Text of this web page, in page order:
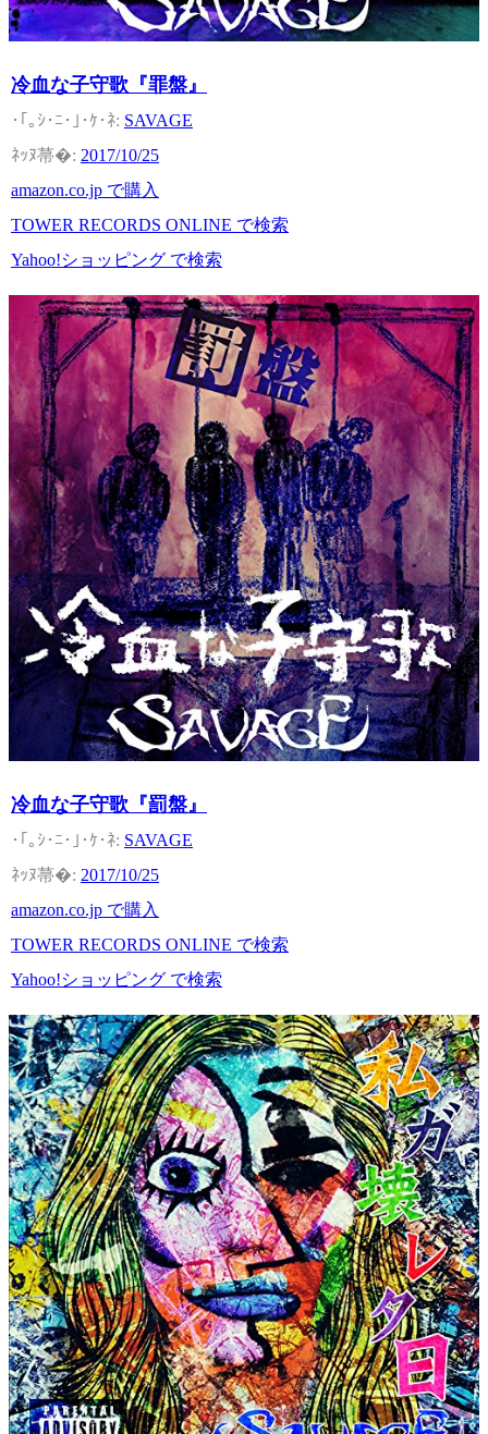
冷血な子守歌『罪盤』
SAVAGE
2017/10/25
amazon.co.jp で購入
TOWER RECORDS ONLINE で検索
Yahoo!ショッピング で検索
冷血な子守歌『罰盤』
SAVAGE
2017/10/25
amazon.co.jp で購入
TOWER RECORDS ONLINE で検索
Yahoo!ショッピング で検索